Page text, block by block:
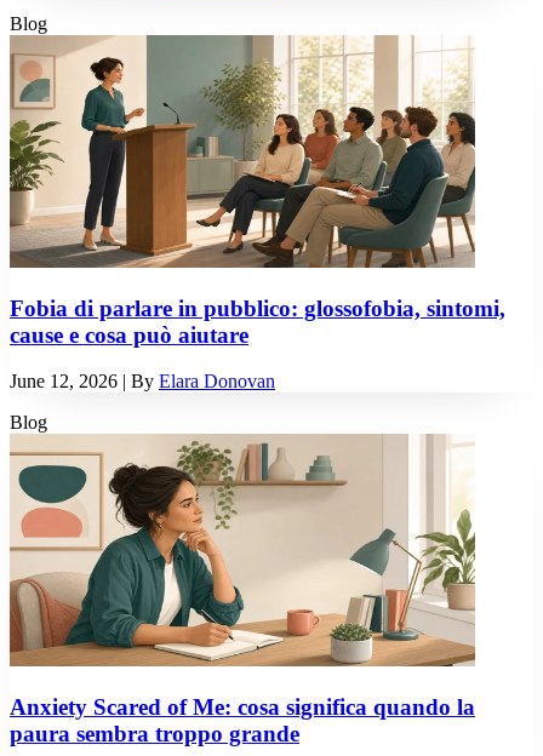
Blog
Fobia di parlare in pubblico: glossofobia, sintomi,
cause e cosa può aiutare
June 12, 2026 | By Elara Donovan
Blog
Anxiety Scared of Me: cosa significa quando la
paura sembra troppo grande